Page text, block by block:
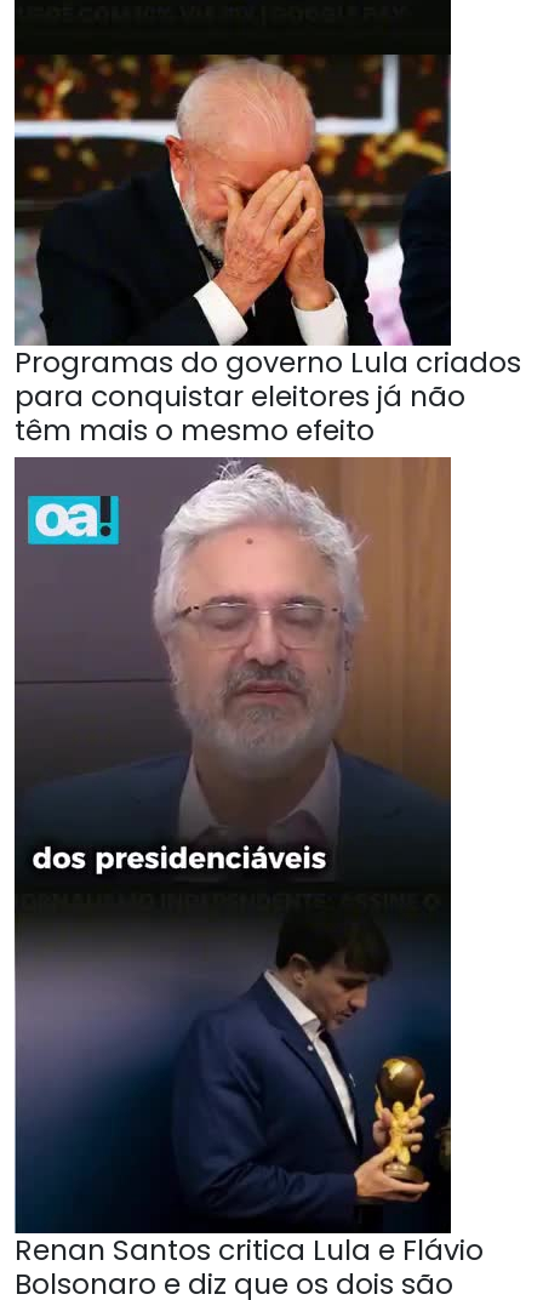
Programas do governo Lula criados
para conquistar eleitores já não
têm mais o mesmo efeito
Renan Santos critica Lula e Flávio
Bolsonaro e diz que os dois são